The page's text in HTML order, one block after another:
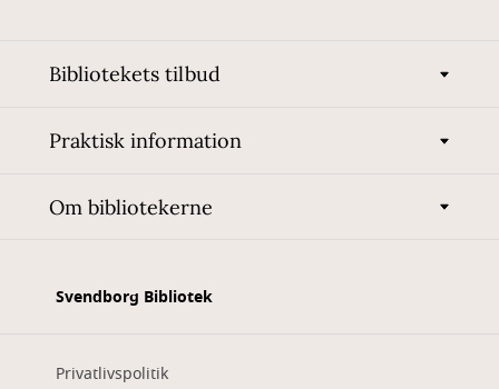
Bibliotekets tilbud
Praktisk information
Om bibliotekerne
Svendborg Bibliotek
Privatlivspolitik